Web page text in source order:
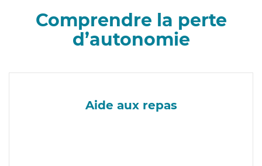
Comprendre la perte
d’autonomie
Aide aux repas